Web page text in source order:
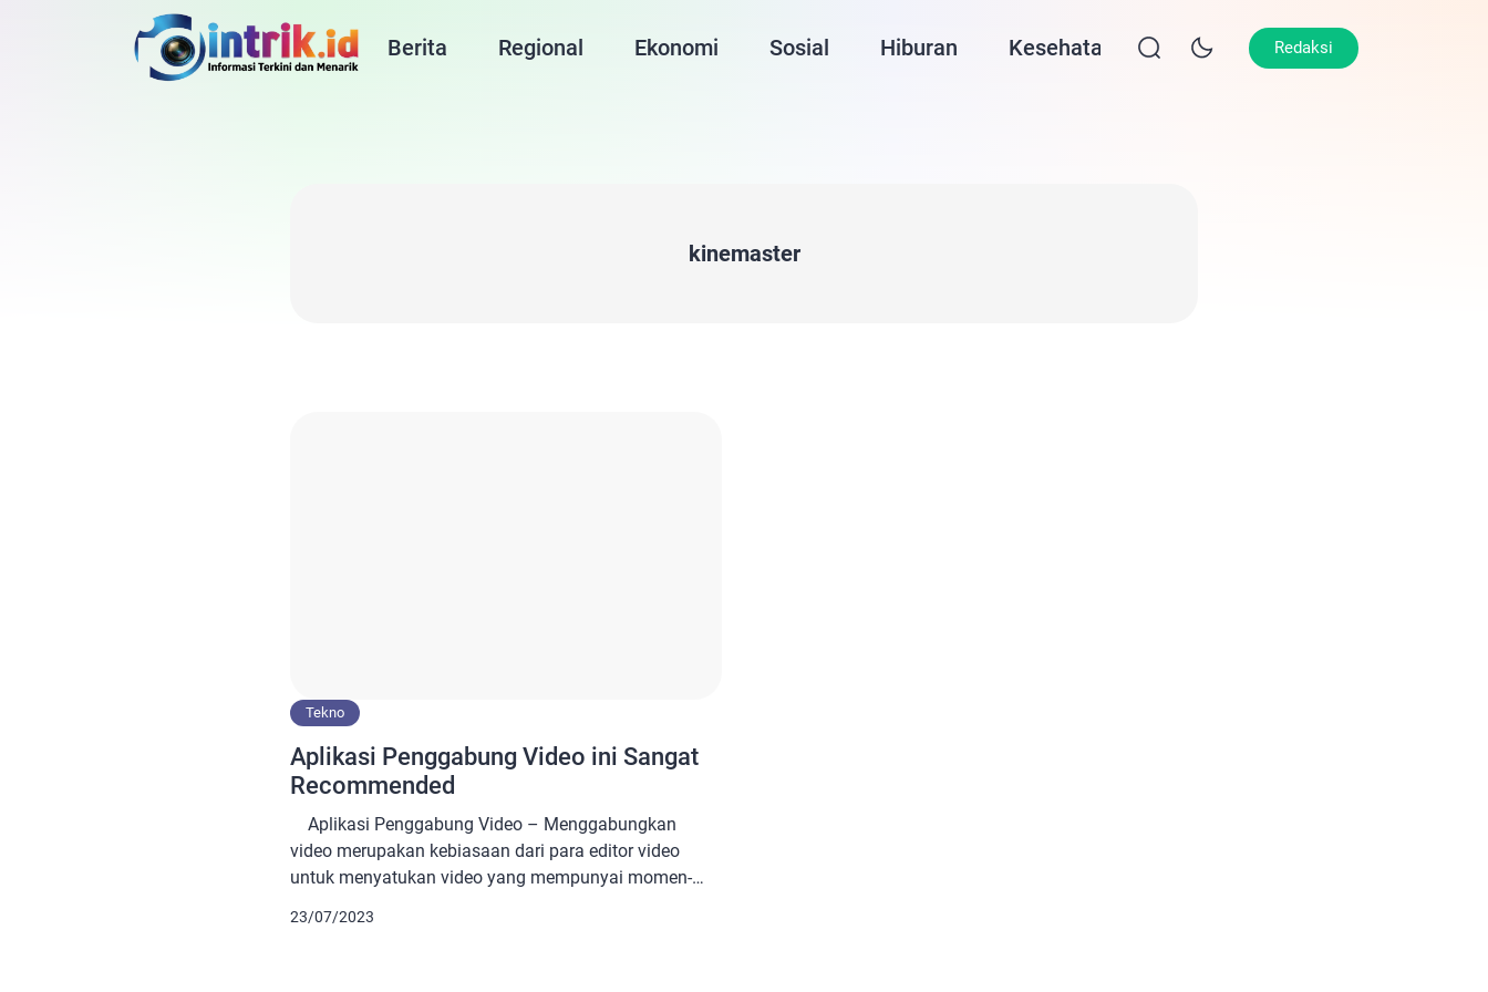
Berita Regional Ekonomi Sosial Hiburan Kesehatan Lifestyle Olahraga
Redaksi
kinemaster
Tekno
Aplikasi Penggabung Video ini Sangat
Recommended
Aplikasi Penggabung Video – Menggabungkan
video merupakan kebiasaan dari para editor video
untuk menyatukan video yang mempunyai momen-
23/07/2023